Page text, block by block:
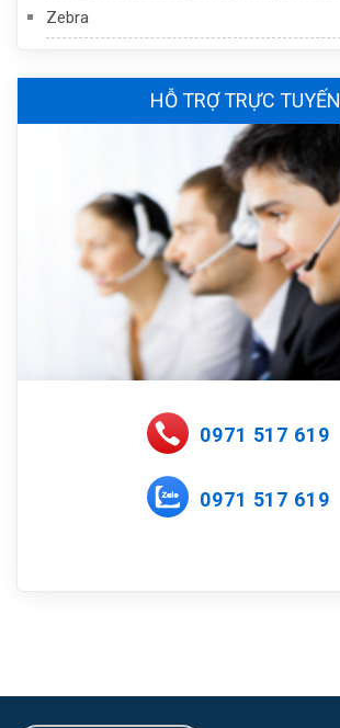
Zebra
HỖ TRỢ TRỰC TUYẾN
0971 517 619
0971 517 619